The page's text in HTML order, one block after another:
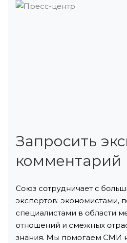
Запросить
комментарий
Союз сотрудничает с
экспертов: экономистами,
специалистами в области
отношений и смежных
знания. Мы помогаем СМИ